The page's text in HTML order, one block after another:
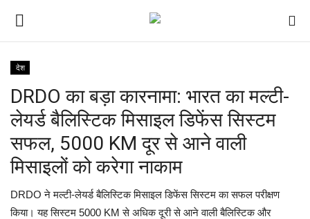
ई-पेपर
होम
Contact Us
Subscribe
देश
DRDO का बड़ा कारनामा: भारत का मल्टी-
लेयर्ड बैलिस्टिक मिसाइल डिफेंस सिस्टम
सफल, 5000 KM दूर से आने वाली
मिसाइलों को करेगा नाकाम
DRDO ने मल्टी-लेयर्ड बैलिस्टिक मिसाइल डिफेंस सिस्टम का सफल परीक्षण
किया। यह सिस्टम 5000 KM से अधिक दूरी से आने वाली बैलिस्टिक और